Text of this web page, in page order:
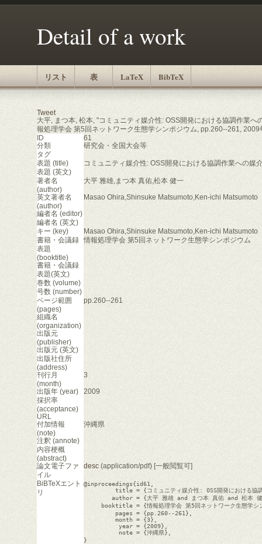
Detail of a work
リスト 表 LaTeX BibTeX
Tweet
大平, まつ本, 松本, "コミュニティ媒介性: OSS開発における協調作業へ
報処理学会 第5回ネットワーク生態学シンポジウム, pp.260--261, 2009
ID
61
分類
研究会・全国大会等
タグ
表題 (title)
コミュニティ媒介性: OSS開発における協調作業への媒
表題 (英文)
著者名
(author)
大平 雅雄,まつ本 真佑,松本 健一
英文著者名
(author)
Masao Ohira,Shinsuke Matsumoto,Ken-ichi Matsumoto
編者名 (editor)
編者名 (英文)
キー (key)
Masao Ohira,Shinsuke Matsumoto,Ken-ichi Matsumoto
書籍・会議録
表題
(booktitle)
情報処理学会 第5回ネットワーク生態学シンポジウム
書籍・会議録
表題(英文)
巻数 (volume)
号数 (number)
ページ範囲
(pages)
pp.260--261
組織名
(organization)
出版元
(publisher)
出版元 (英文)
出版社住所
(address)
刊行月
(month)
3
出版年 (year)
2009
採択率
(acceptance)
URL
付加情報
(note)
沖縄県
注釈 (annote)
内容梗概
(abstract)
論文電子ファ
イル
desc(application/pdf) [一般閲覧可]
BiBTeXエント
リ
@inproceedings{id61,
title = {コミュニティ媒介性: OSS開発における協
author = {大平 雅雄 and まつ本 真佑 and 松本
booktitle = {情報処理学会 第5回ネットワーク生態学シ
         pages = {pp.260--261},
         month = {3},
          year = {2009},
          note = {沖縄県},
}